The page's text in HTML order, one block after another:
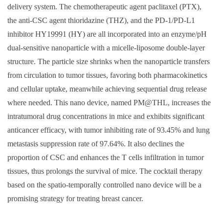
delivery system. The chemotherapeutic agent paclitaxel (PTX),
the anti‐CSC agent thioridazine (THZ), and the PD‐1/PD‐L1
inhibitor HY19991 (HY) are all incorporated into an enzyme/pH
dual‐sensitive nanoparticle with a micelle‐liposome double‐layer
structure. The particle size shrinks when the nanoparticle transfers
from circulation to tumor tissues, favoring both pharmacokinetics
and cellular uptake, meanwhile achieving sequential drug release
where needed. This nano device, named PM@THL, increases the
intratumoral drug concentrations in mice and exhibits significant
anticancer efficacy, with tumor inhibiting rate of 93.45% and lung
metastasis suppression rate of 97.64%. It also declines the
proportion of CSC and enhances the T cells infiltration in tumor
tissues, thus prolongs the survival of mice. The cocktail therapy
based on the spatio‐temporally controlled nano device will be a
promising strategy for treating breast cancer.